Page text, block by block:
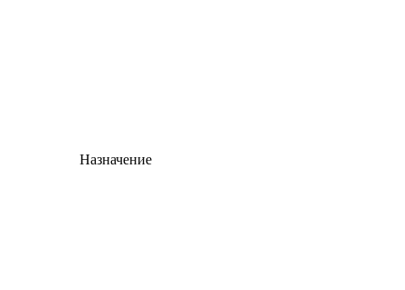
Назначение